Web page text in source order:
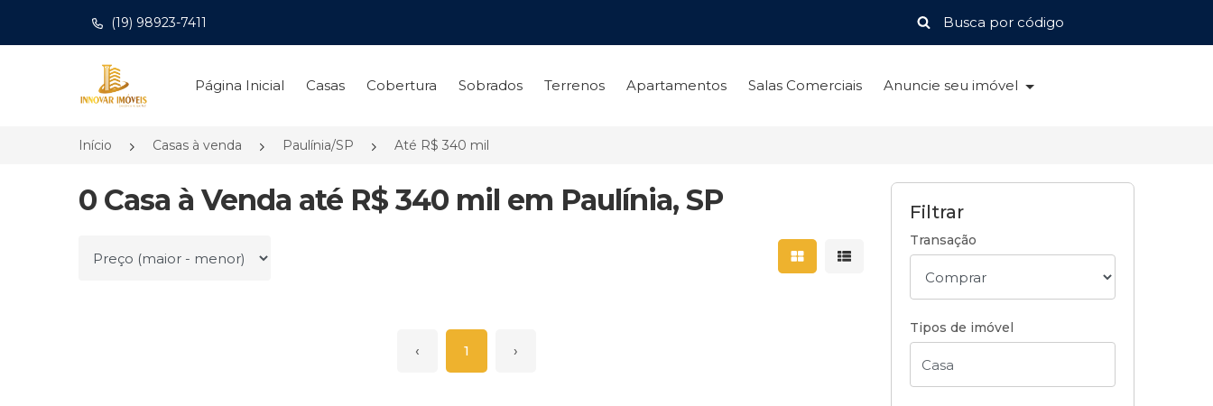
(19) 98923-7411
Página inicial
Página Inicial Casas Cobertura Sobrados Terrenos Apartamentos Salas Comerciais Anuncie seu imóvel
Início Casas à venda Paulínia/SP Até R$ 340 mil
0 Casa à Venda até R$ 340 mil em Paulínia, SP
Ordenar por Mostrar resultados em grade
Mostrar resultados em lista
‹ 1 ›
Filtrar
Transação
Tipos de imóvel